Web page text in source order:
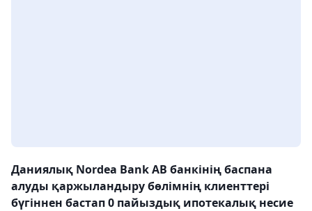
Даниялық Nordea Bank AB банкінің баспана
алуды қаржыландыру бөлімнің клиенттері
бүгіннен бастап 0 пайыздық ипотекалық несие